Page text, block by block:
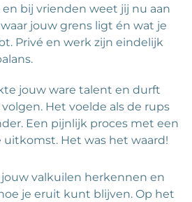
bij vrienden weet jij nu aan
jouw grens ligt én wat je
Privé en werk zijn eindelijk
jouw ware talent en durft
Het voelde als de rups
Een pijnlijk proces met een
uitkomst. Het was het waard!
jouw valkuilen herkennen en
je eruit kunt blijven. Op het